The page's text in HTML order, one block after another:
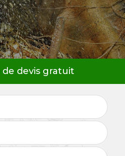
devis gratuit